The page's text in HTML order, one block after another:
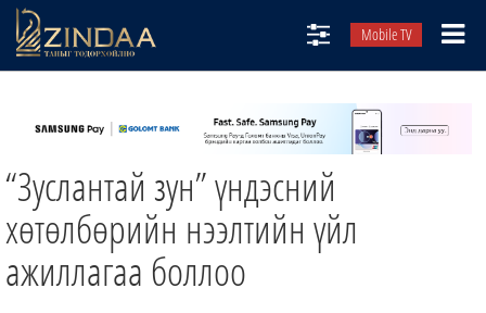
Mobile TV
ТВ8
ӨГЛӨӨНИЙ СОНИН
АУДИО ЗОХИОЛ
“Зуслантай зун” үндэсний
хөтөлбөрийн нээлтийн үйл
ажиллагаа боллоо